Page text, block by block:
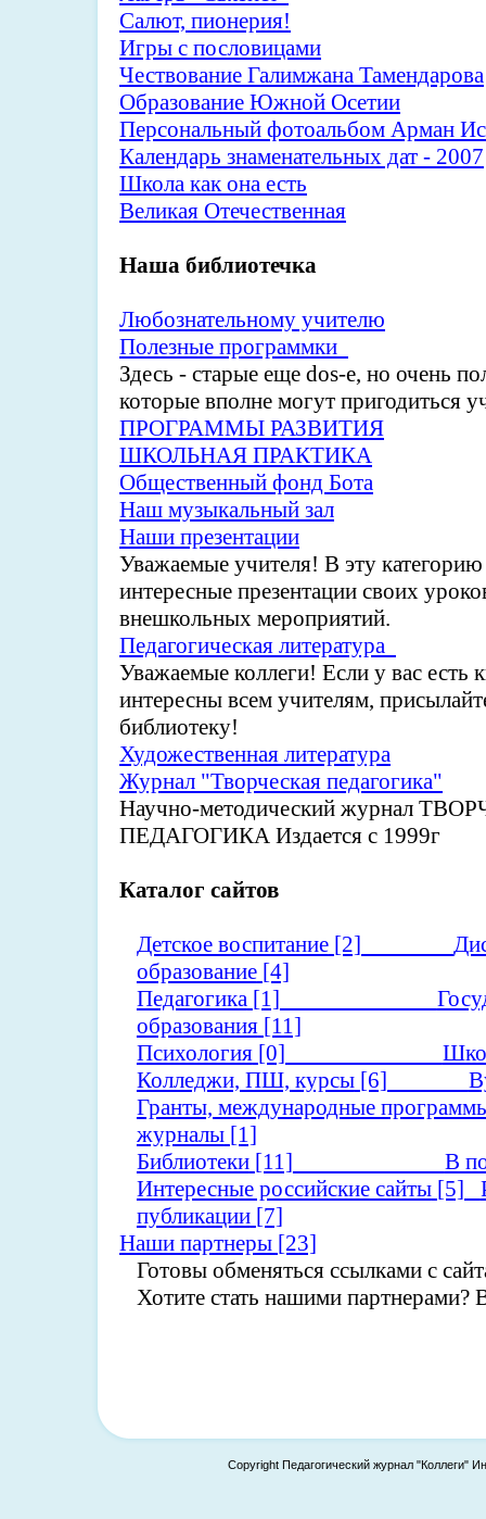
Салют, пионерия!
Игры с пословицами
Чествование Галимжана Тамендарова
Образование Южной Осетии
Персональный фотоальбом Арман
Календарь знаменательных дат - 2007
Школа как она есть
Великая Отечественная
Наша библиотечка
Любознательному учителю
Полезные программки
Здесь - старые еще dos-е, но очень
которые вполне могут пригодиться
ПРОГРАММЫ РАЗВИТИЯ
ШКОЛЬНАЯ ПРАКТИКА
Общественный фонд Бота
Наш музыкальный зал
Наши презентации
Уважаемые учителя! В эту
интересные презентации своих
внешкольных мероприятий.
Педагогическая литература
Уважаемые коллеги! Если у вас есть
интересны всем учителям,
библиотеку!
Художественная литература
Журнал "Творческая педагогика"
Научно-методический журнал
ПЕДАГОГИКА Издается с 1999г
Каталог сайтов
Детское воспитание [2]
образование [4]
Педагогика [1]
образования [11]
Психология [0]
Колледжи, ПШ, курсы [6]
Гранты, международные
журналы [1]
Библиотеки [11]
В
Интересные российские сайты [5]
публикации [7]
Наши партнеры [23]
Готовы обменяться ссылками с
Хотите стать нашими партнерами?
Copyright Педагогический журнал "Коллеги"